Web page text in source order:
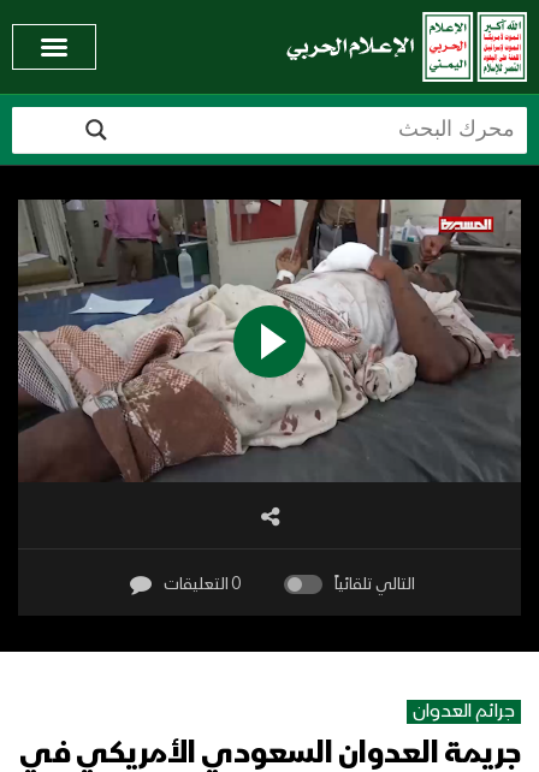
التالي تلقائياً 0 التعليقات
جرائم العدوان
جريمة العدوان السعودي الأمريكي في